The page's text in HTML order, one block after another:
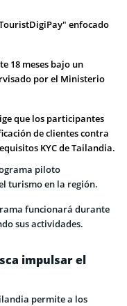
enfocado
18 meses bajo un
por el Ministerio
que los participantes
de clientes contra
KYC de Tailandia.
piloto
turismo en la región.
funcionará durante
sus actividades.
impulsar el
permite a los